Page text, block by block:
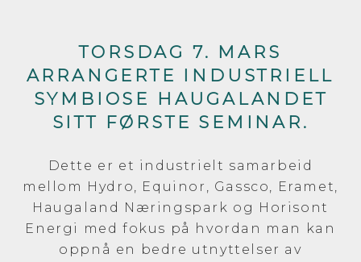
TORSDAG 7. MARS
ARRANGERTE INDUSTRIELL
SYMBIOSE HAUGALANDET
SITT FØRSTE SEMINAR.
Dette er et industrielt samarbeid
mellom Hydro, Equinor, Gassco, Eramet,
Haugaland Næringspark og Horisont
Energi med fokus på hvordan man kan
oppnå en bedre utnyttelser av